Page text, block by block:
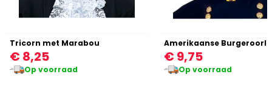
Tricorn met Marabou
€ 8,25
Op voorraad
€ 9,75
Op voorraad